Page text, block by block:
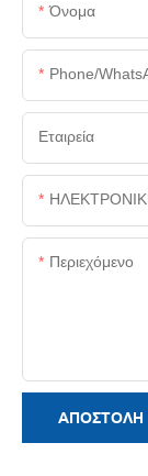
Όνομα
Phone/
Εταιρεία
Περιεχόμενο
ΑΠΟΣΤΟΛΉ